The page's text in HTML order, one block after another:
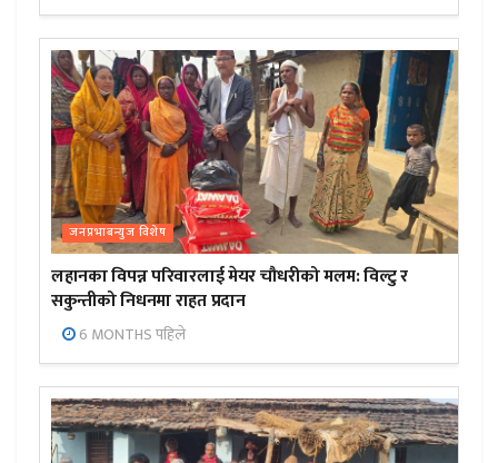
जनप्रभाबन्युज विशेष
लहानका विपन्न परिवारलाई मेयर चौधरीको मलम: विल्टु र
सकुन्तीको निधनमा राहत प्रदान
6 MONTHS पहिले